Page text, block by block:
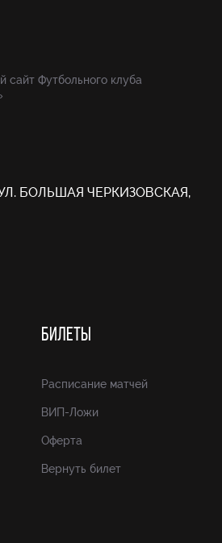
сайт Футбольного клуба
БОЛЬШАЯ ЧЕРКИЗОВСКАЯ,
БИЛЕТЫ
Расписание матчей
ВИП-Ложи
Оферта
Вернуть билет